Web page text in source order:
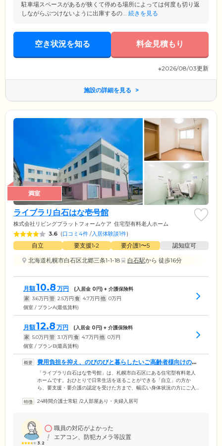
駐車場スペースがあるが狭くて停める場所によっては何度も切り返
しながらぶつけないように出庫するの... 続きを見る
空き状況を知る 料金見積もり
※2026/08/03更新
施設の詳細を見る
満室
ライブラリ白石はな壱号館
株式会社リビングプラットフォームケア 住宅型有料老人ホーム
3.6 (口コミ4件 /入居体験談1件)
自立 要支援1•2 要介護1〜5
認知症可
北海道札幌市白石区北郷三条1-1-18
白石駅から 徒歩16分
月額10.8 万円 (入居金 0円) + 介護保険料
家 3.6万円 管 2.5万円 食 4.7万円 他 0万円
個室 / プランA(最低賃料)
月額12.8 万円 (入居金 0円) + 介護保険料
家 5.0万円 管 3.1万円 食 4.7万円 他 0万円
個室 / プランB(最高賃料)
費用負担を抑え、のびのびと暮らしたいご高齢者様向けのホ
ームです
「ライブラリ白石はな壱号館」は、札幌市白石区にある住宅型有料老人
ホームです。おひとりで日常生活を送ることができる「自立」の方か
ら、要支援・要介護の認定を受けた方まで、幅広い身体状況の方にご入
完備した広い個室をご用意しました。ベッドや机などの家具を配置して
ています。月々の利用料金もリーズナブルに設定していますので、費用
面でお悩みの方もぜひ一度ご相談ください。
24時間介護士常駐 /2人部屋あり・夫婦入居可
3.2
職員の対応がよかった
エアコン、防犯カメラ等設置